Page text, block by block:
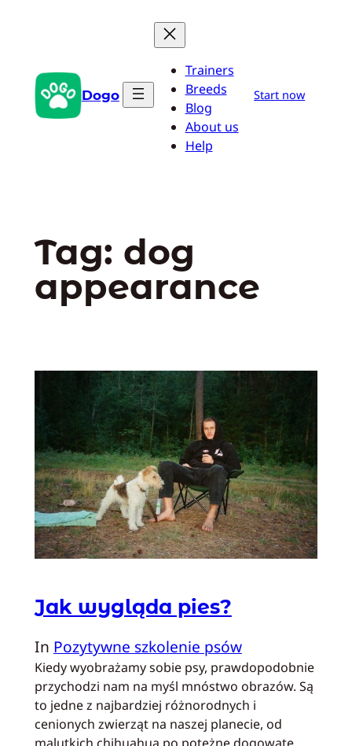
Dogo
Trainers
Breeds
Blog
About us
Help
Start now
Tag: dog
appearance
Jak wygląda pies?
In Pozytywne szkolenie psów
Kiedy wyobrażamy sobie psy, prawdopodobnie
przychodzi nam na myśl mnóstwo obrazów. Są
to jedne z najbardziej różnorodnych i
cenionych zwierząt na naszej planecie, od
malutkich chihuahua po potężne dogowate.